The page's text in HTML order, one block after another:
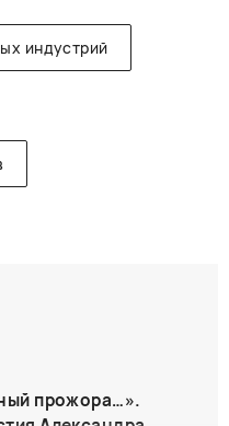
индустрий
прожора…».